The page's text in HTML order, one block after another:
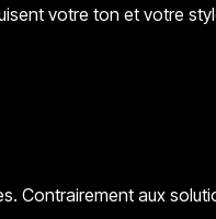
votre ton et votre
Contrairement aux